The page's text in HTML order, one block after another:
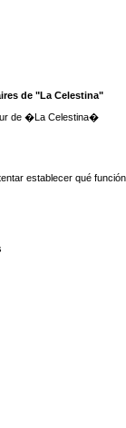
de "La Celestina"
de �La Celestina�
establecer qué